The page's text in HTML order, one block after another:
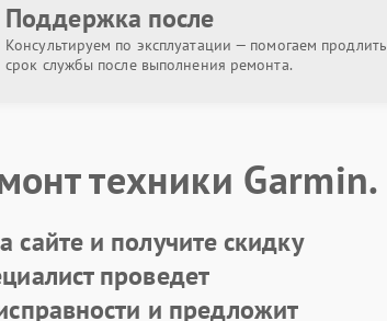
Поддержка после
Консультируем по эксплуатации — помогаем продлить
срок службы после выполнения ремонта.
техники Garmin.
и получите скидку
проведет
и предложит